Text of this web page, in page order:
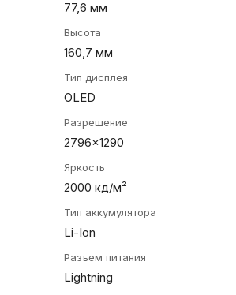
77,6 мм
Высота
160,7 мм
Тип дисплея
OLED
Разрешение
2796x1290
Яркость
2000 кд/м²
Тип аккумулятора
Li-Ion
Разъем питания
Lightning